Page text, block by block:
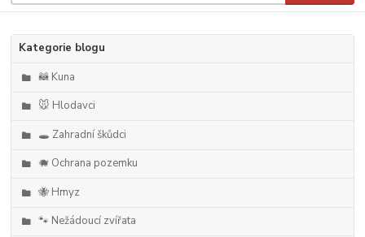
Kategorie blogu
🦝 Kuna
🐭 Hlodavci
🕳️ Zahradní škůdci
🐗 Ochrana pozemku
🐝 Hmyz
🐾 Nežádoucí zvířata